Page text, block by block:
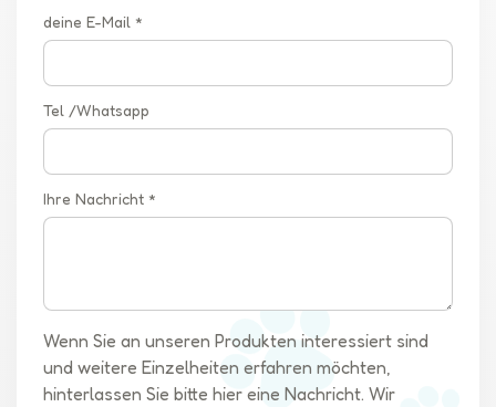
deine E-Mail *
Tel /Whatsapp
Ihre Nachricht *
Wenn Sie an unseren Produkten interessiert sind
und weitere Einzelheiten erfahren möchten,
hinterlassen Sie bitte hier eine Nachricht. Wir